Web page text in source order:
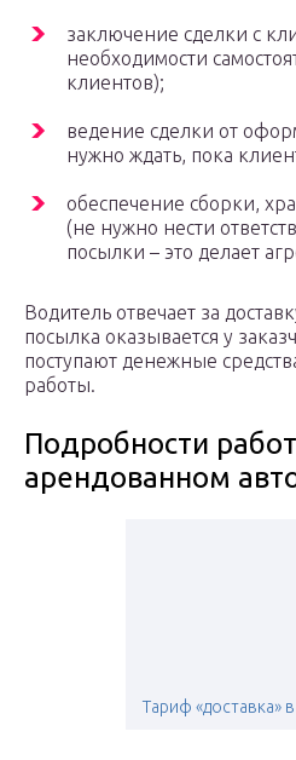
заключение сделки с
необходимости
клиентов);
ведение сделки от
нужно ждать, пока
обеспечение сборки,
(не нужно нести
посылки – это делает
Водитель отвечает за
посылка оказывается у
поступают денежные
работы.
Подробности
арендованном
Тариф «доставка»